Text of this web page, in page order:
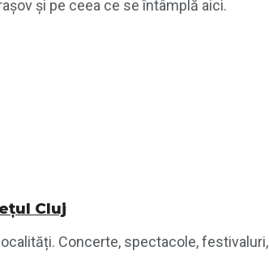
și pe ceea ce se întâmplă aici.
Cluj
Concerte, spectacole,